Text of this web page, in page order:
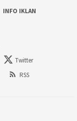
INFO IKLAN
Twitter
RSS